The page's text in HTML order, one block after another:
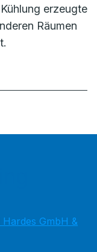
erzeugte
Räumen
Hardes GmbH &